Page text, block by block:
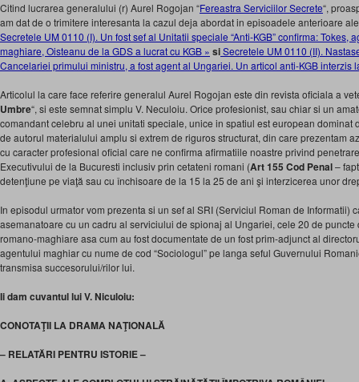
Citind lucrarea generalului (r) Aurel Rogojan “Fereastra Serviciilor Secrete“,
am dat de o trimitere interesanta la cazul deja abordat in episoadele anterioare
Secretele UM 0110 (I). Un fost sef al Unitatii speciale “Anti-KGB” confirma: Tokes,
maghiare, Oisteanu de la GDS a lucrat cu KGB » siSecretele UM 0110 (II).
Cancelariei primului ministru, a fost agent al Ungariei. Un articol anti-KGB interzis
Articolul la care face referire generalul Aurel Rogojan este din revista oficiala a
Umbre“, si este semnat simplu V. Neculoiu. Orice profesionist, sau chiar si un
comandant celebru al unei unitati speciale, unice in spatiul est european dominat
de autorul materialului amplu si extrem de riguros structurat, din care prezentam
cu caracter profesional oficial care ne confirma afirmatiile noastre privind
Executivului de la Bucuresti inclusiv prin cetateni romani (Art 155 Cod Penal–
detenţiune pe viaţă sau cu închisoare de la 15 la 25 de ani şi interzicerea unor
In episodul urmator vom prezenta si un sef al SRI (Serviciul Roman de Informatii)
asemanatoare cu un cadru al serviciului de spionaj al Ungariei, cele 20 de
romano-maghiare asa cum au fost documentate de un fost prim-adjunct al
agentului maghiar cu nume de cod “Sociologul” pe langa seful Guvernului
transmisa succesorului/rilor lui.
Ii dam cuvantul lui V. Niculoiu:
CONOTAŢII LA DRAMA NAŢIONALĂ
– RELATĂRI PENTRU ISTORIE –